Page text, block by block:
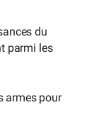
du
parmi les
armes pour